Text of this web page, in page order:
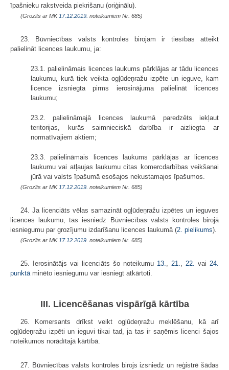
īpašnieku rakstveida piekrišanu (oriģinālu).
(Grozīts ar MK 17.12.2019. noteikumiem Nr. 685)
23. Būvniecības valsts kontroles birojam ir tiesības atteikt
palielināt licences laukumu, ja:
23.1. palielināmais licences laukums pārklājas ar tādu licences
laukumu, kurā tiek veikta ogļūdeņražu izpēte un ieguve, kam
licence izsniegta pirms ierosinājuma palielināt licences
laukumu;
23.2. palielināmajā licences laukumā paredzēts iekļaut
teritorijas, kurās saimnieciskā darbība ir aizliegta ar
normatīvajiem aktiem;
23.3. palielināmais licences laukums pārklājas ar licences
laukumu vai atļaujas laukumu citas komercdarbības veikšanai
jūrā vai valsts īpašumā esošajos nekustamajos īpašumos.
(Grozīts ar MK 17.12.2019. noteikumiem Nr. 685)
24. Ja licenciāts vēlas samazināt ogļūdeņražu izpētes un ieguves
licences laukumu, tas iesniedz Būvniecības valsts kontroles birojā
iesniegumu par grozījumu izdarīšanu licences laukumā (2. pielikums).
(Grozīts ar MK 17.12.2019. noteikumiem Nr. 685)
25. Ierosinātājs vai licenciāts šo noteikumu 13., 21., 22. vai 24.
punktāminēto iesniegumu var iesniegt atkārtoti.
III. Licencēšanas vispārīgā kārtība
26. Komersants drīkst veikt ogļūdeņražu meklēšanu, kā arī
ogļūdeņražu izpēti un ieguvi tikai tad, ja tas ir saņēmis licenci šajos
noteikumos norādītajā kārtībā.
27. Būvniecības valsts kontroles birojs izsniedz un reģistrē šādas